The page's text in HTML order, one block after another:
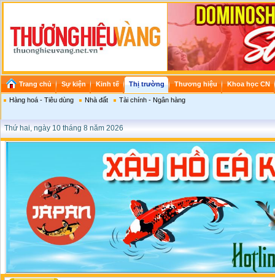
Trang chủ Sự kiện Kinh tế Thị trường Thương hiệu Khoa học CN
Hàng hoá - Tiêu dùng Nhà đất Tài chính - Ngân hàng
Thứ hai, ngày 10 tháng 8 năm 2026